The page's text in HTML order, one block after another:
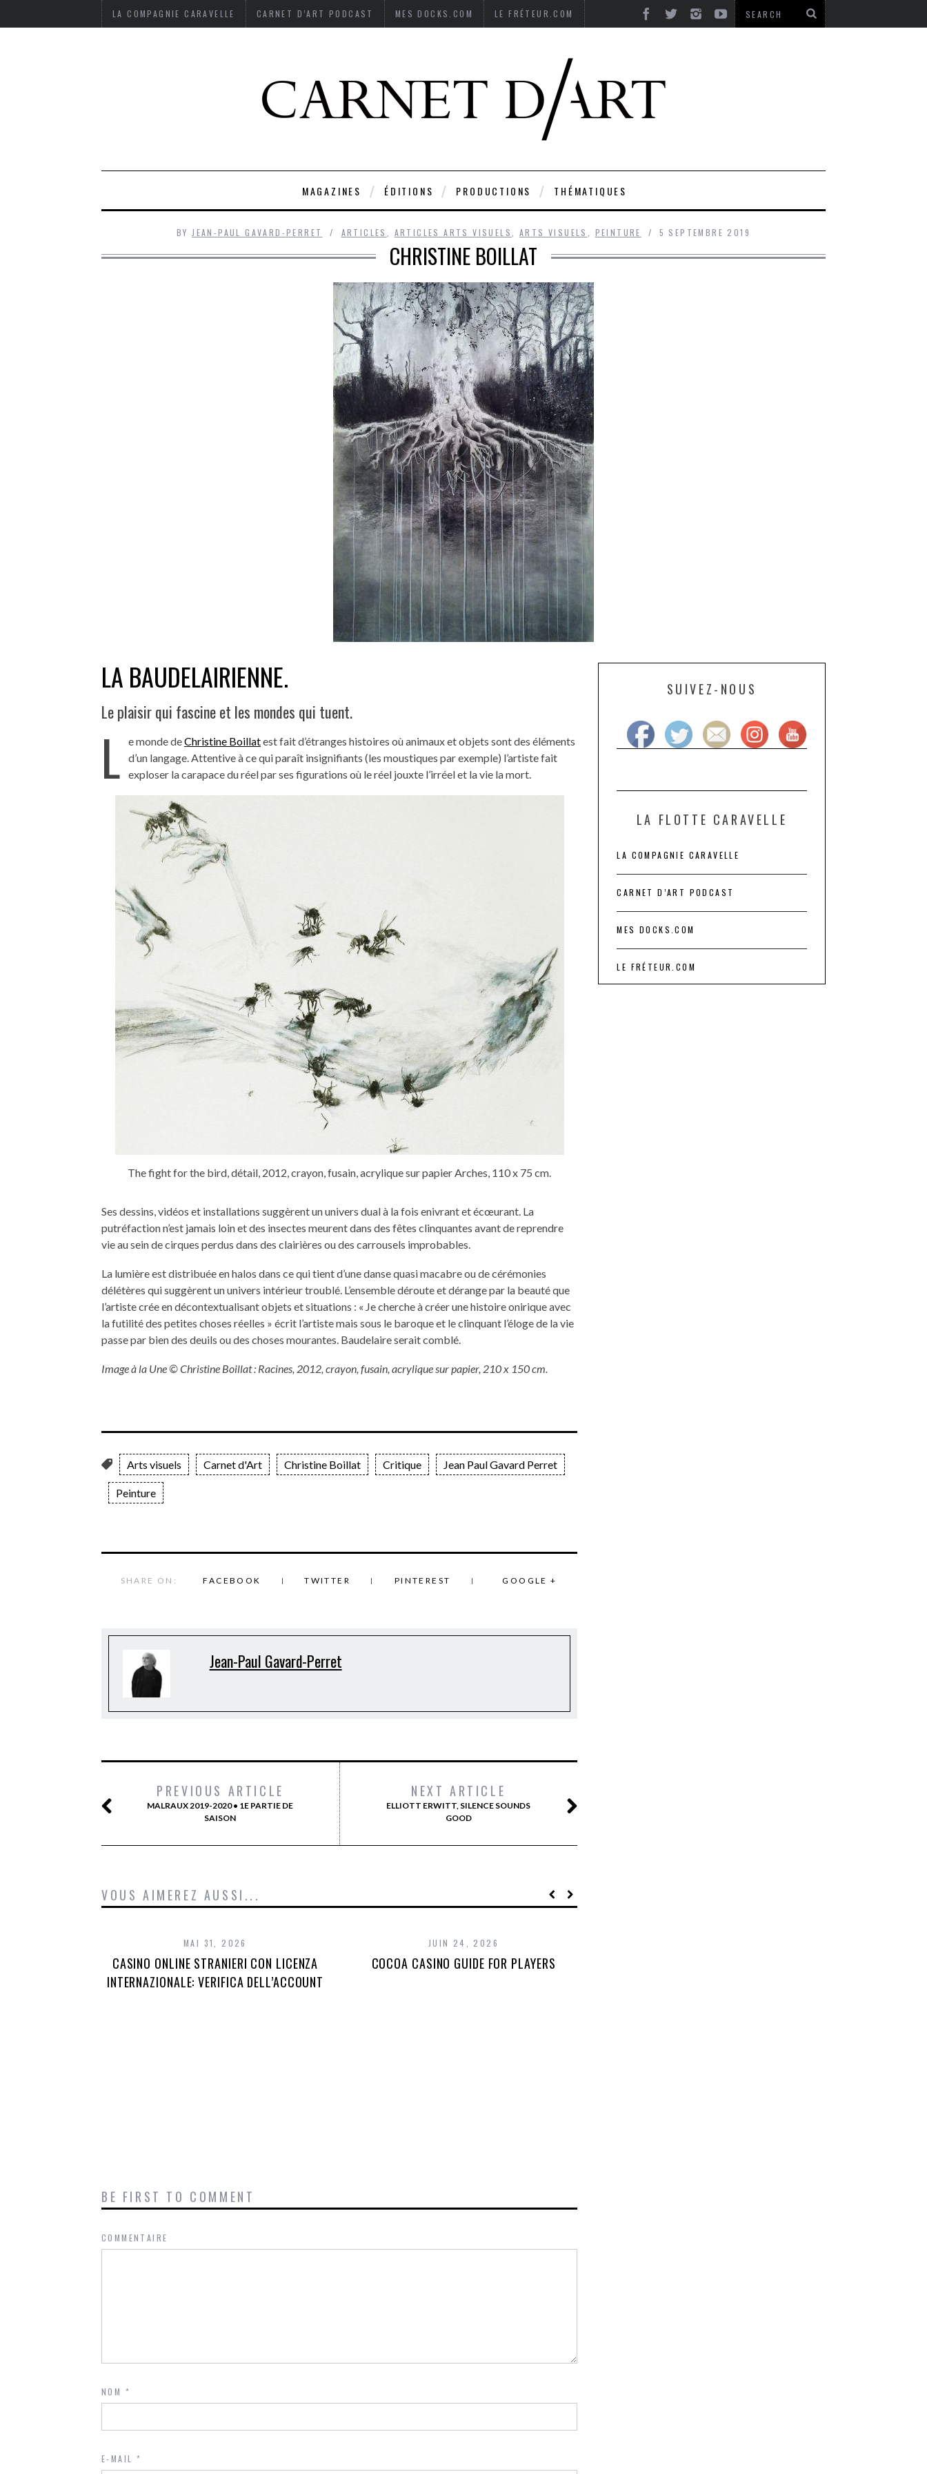
LA COMPAGNIE CARAVELLE CARNET D’ART PODCAST MES DOCKS.COM LE FRÉTEUR.COM
MAGAZINES ÉDITIONS PRODUCTIONS THÉMATIQUES
BY JEAN-PAUL GAVARD-PERRET ARTICLES ARTICLES ARTS VISUELS ARTS VISUELS PEINTURE 5 SEPTEMBRE 2019
CHRISTINE BOILLAT
LA BAUDELAIRIENNE.
Le plaisir qui fascine et les mondes qui tuent.
L e monde deChristine Boillatest fait d’étranges histoires où animaux et objets sont des éléments
d’un langage. Attentive à ce qui paraît insignifiants (les moustiques par exemple) l’artiste fait
exploser la carapace du réel par ses figurations où le réel jouxte l’irréel et la vie la mort.
The fight for the bird, détail, 2012, crayon, fusain, acrylique sur papier Arches, 110 x 75 cm.
Ses dessins, vidéos et installations suggèrent un univers dual à la fois enivrant et écœurant. La
putréfaction n’est jamais loin et des insectes meurent dans des fêtes clinquantes avant de reprendre
vie au sein de cirques perdus dans des clairières ou des carrousels improbables.
La lumière est distribuée en halos dans ce qui tient d’une danse quasi macabre ou de cérémonies
délétères qui suggèrent un univers intérieur troublé. L’ensemble déroute et dérange par la beauté que
l’artiste crée en décontextualisant objets et situations : « Je cherche à créer une histoire onirique avec
la futilité des petites choses réelles » écrit l’artiste mais sous le baroque et le clinquant l’éloge de la vie
passe par bien des deuils ou des choses mourantes. Baudelaire serait comblé.
Image à la Une © Christine Boillat : Racines, 2012, crayon, fusain, acrylique sur papier, 210 x 150 cm.
Arts visuels Carnet d'Art Christine Boillat Critique Jean Paul Gavard Perret
Peinture
SHARE ON: FACEBOOK TWITTER PINTEREST GOOGLE +
Jean-Paul Gavard-Perret
PREVIOUS ARTICLE
MALRAUX 2019-2020 • 1E PARTIE DE
SAISON
NEXT ARTICLE
ELLIOTT ERWITT, SILENCE SOUNDS
GOOD
VOUS AIMEREZ AUSSI...
MAI 31, 2026
CASINO ONLINE STRANIERI CON LICENZA
INTERNAZIONALE: VERIFICA DELL’ACCOUNT
JUIN 24, 2026
COCOA CASINO GUIDE FOR PLAYERS
BE FIRST TO COMMENT
COMMENTAIRE
NOM *
E-MAIL *
SUIVEZ-NOUS
LA FLOTTE CARAVELLE
LA COMPAGNIE CARAVELLE
CARNET D’ART PODCAST
MES DOCKS.COM
LE FRÉTEUR.COM